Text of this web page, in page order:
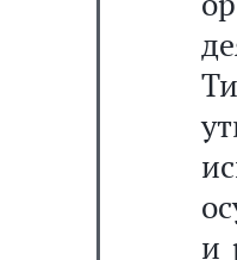
и